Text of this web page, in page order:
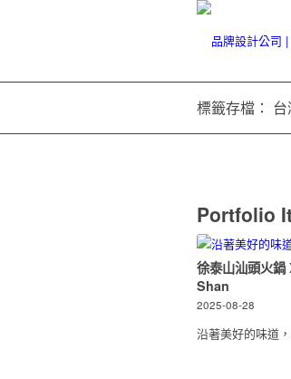
標籤存檔：
Portfolio
徐泰山汕頭火鍋
Shan
2025-08-28
沿著美好的味道